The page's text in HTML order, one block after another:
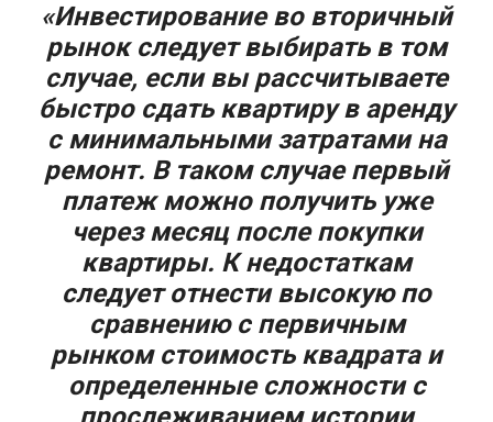
«Инвестирование во вторичный
рынок следует выбирать в том
случае, если вы рассчитываете
быстро сдать квартиру в аренду
с минимальными затратами на
ремонт. В таком случае первый
платеж можно получить уже
через месяц после покупки
квартиры. К недостаткам
следует отнести высокую по
сравнению с первичным
рынком стоимость квадрата и
определенные сложности с